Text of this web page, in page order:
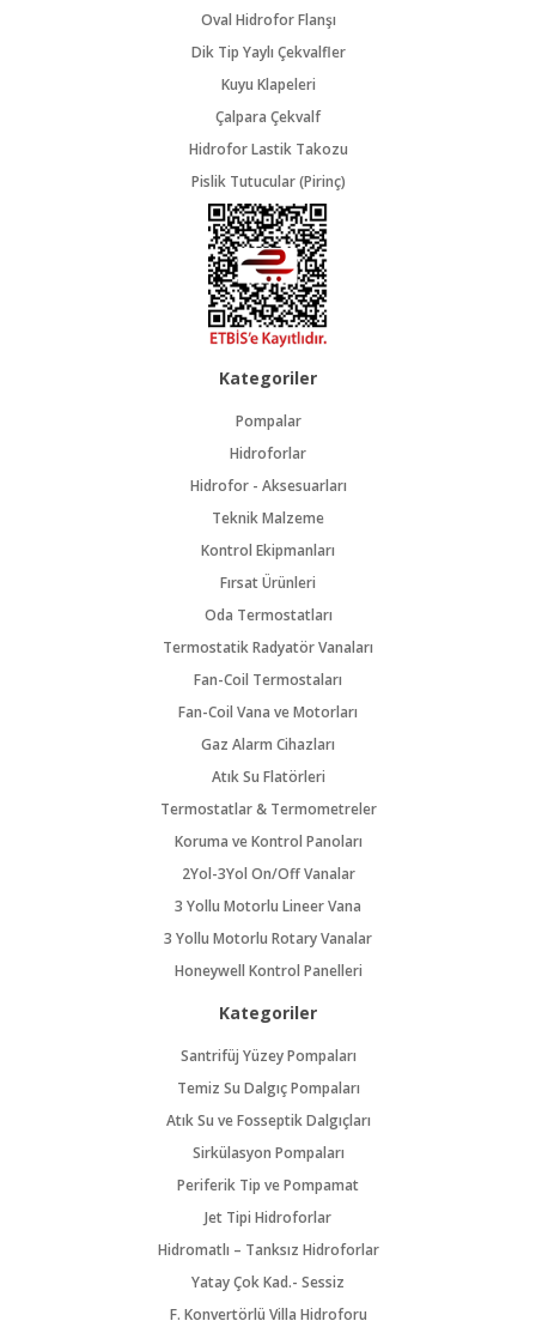
Oval Hidrofor Flanşı
Dik Tip Yaylı Çekvalfler
Kuyu Klapeleri
Çalpara Çekvalf
Hidrofor Lastik Takozu
Pislik Tutucular (Pirinç)
Kategoriler
Pompalar
Hidroforlar
Hidrofor - Aksesuarları
Teknik Malzeme
Kontrol Ekipmanları
Fırsat Ürünleri
Oda Termostatları
Termostatik Radyatör Vanaları
Fan-Coil Termostaları
Fan-Coil Vana ve Motorları
Gaz Alarm Cihazları
Atık Su Flatörleri
Termostatlar & Termometreler
Koruma ve Kontrol Panoları
2Yol-3Yol On/Off Vanalar
3 Yollu Motorlu Lineer Vana
3 Yollu Motorlu Rotary Vanalar
Honeywell Kontrol Panelleri
Kategoriler
Santrifüj Yüzey Pompaları
Temiz Su Dalgıç Pompaları
Atık Su ve Fosseptik Dalgıçları
Sirkülasyon Pompaları
Periferik Tip ve Pompamat
Jet Tipi Hidroforlar
Hidromatlı – Tanksız Hidroforlar
Yatay Çok Kad.- Sessiz
F. Konvertörlü Villa Hidroforu